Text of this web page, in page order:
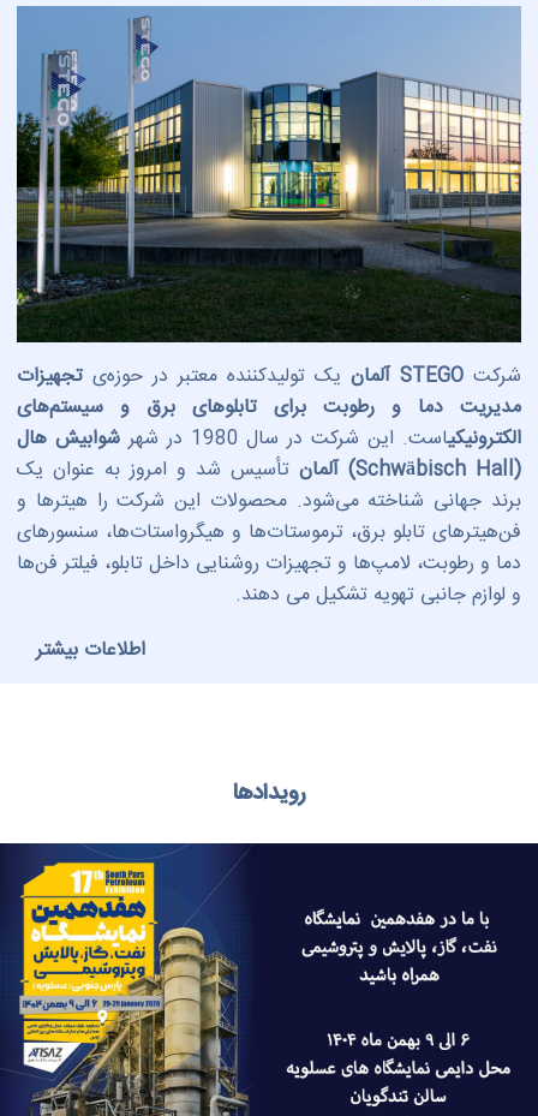
شرکت STEGO آلمان یک تولیدکننده معتبر در حوزه‌ی تجهیزات
مدیریت دما و رطوبت برای تابلوهای برق و سیستم‌های
الکترونیکیاست. این شرکت در سال 1980 در شهر
شوابیش هال
(Schwäbisch Hall) آلمان
تأسیس شد و امروز به عنوان یک
برند جهانی شناخته می‌شود. محصولات این شرکت را هیترها و
فن‌هیترهای تابلو برق، ترموستات‌ها و هیگرواستات‌ها، سنسورهای
دما و رطوبت، لامپ‌ها و تجهیزات روشنایی داخل تابلو، فیلتر فن‌ها
و لوازم جانبی تهویه تشکیل می دهند.
اطلاعات بیشتر
رویدادها